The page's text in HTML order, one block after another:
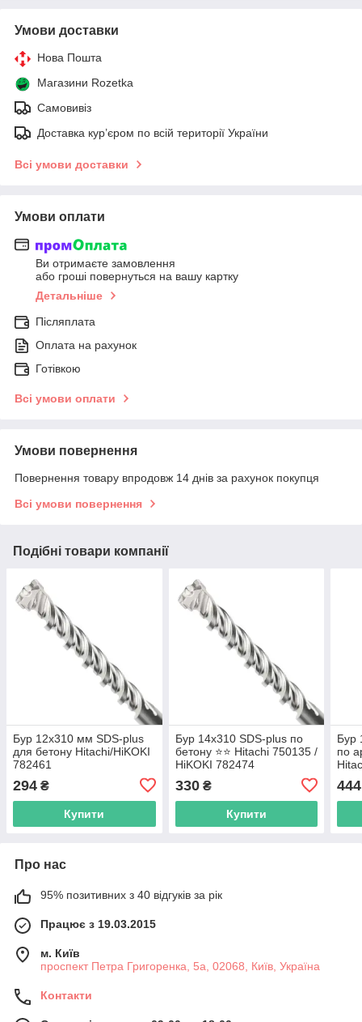
Умови доставки
Нова Пошта
Магазини Rozetka
Самовивіз
Доставка кур’єром по всій території України
Всі умови доставки
Умови оплати
Ви отримаєте замовлення
або гроші повернуться на вашу картку
Детальніше
Післяплата
Оплата на рахунок
Готівкою
Всі умови оплати
Умови повернення
Повернення товару впродовж 14 днів за рахунок покупця
Всі умови повернення
Подібні товари компанії
Бур 12х310 мм SDS-plus
для бетону Hitachi/HiKOKI
782461
294 ₴
Купити
Бур 14х310 SDS-plus по
бетону ⭐️⭐️ Hitachi 750135 /
HiKOKI 782474
330₴
Купити
Бур
по
444
Про нас
95% позитивних з 40 відгуків за рік
Працює з 19.03.2015
м. Київ
проспект Петра Григоренка, 5а, 02068, Київ, Україна
Контакти